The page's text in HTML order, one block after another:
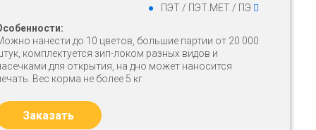
ПЭТ / ПЭТ.МЕТ / ПЭ
нанести до 10 цветов, большие партии от 20 000
комплектуется зип-локом разных видов и
для открытия, на дно может наносится
Вес корма не более 5 кг
Заказать